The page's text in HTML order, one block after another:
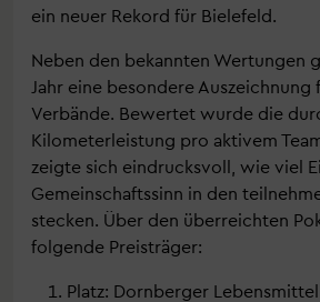
ein neuer Rekord für Bielefeld.
Neben den bekannten Wertungen
Jahr eine besondere Auszeichnung
Verbände. Bewertet wurde die
Kilometerleistung pro aktivem
zeigte sich eindrucksvoll, wie viel
Gemeinschaftssinn in den
stecken. Über den überreichten
folgende Preisträger:
Platz: Dornberger